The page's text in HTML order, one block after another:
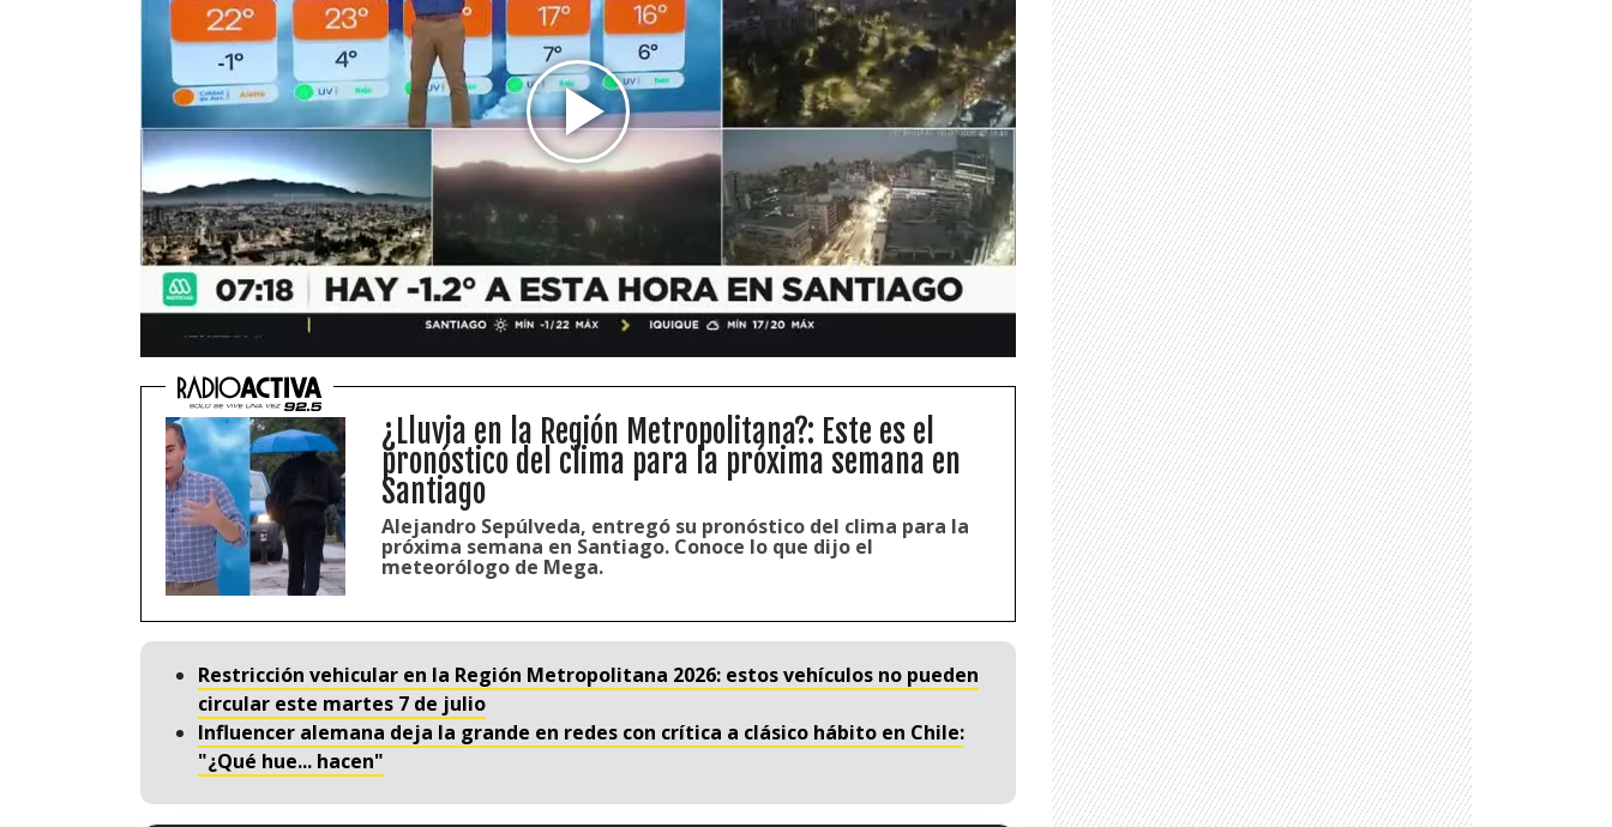
¿Lluvia en la Región Metropolitana?: Este es el
pronóstico del clima para la próxima semana en
Santiago
Alejandro Sepúlveda, entregó su pronóstico del clima para la
próxima semana en Santiago. Conoce lo que dijo el
meteorólogo de Mega.
Restricción vehicular en la Región Metropolitana 2026: estos vehículos no pueden
circular este martes 7 de julio
Influencer alemana deja la grande en redes con crítica a clásico hábito en Chile:
"¿Qué hue... hacen"